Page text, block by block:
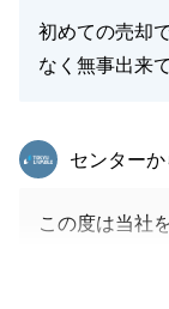
初めての売却
なく無事出来
東急リバブ
センター
この度は当社